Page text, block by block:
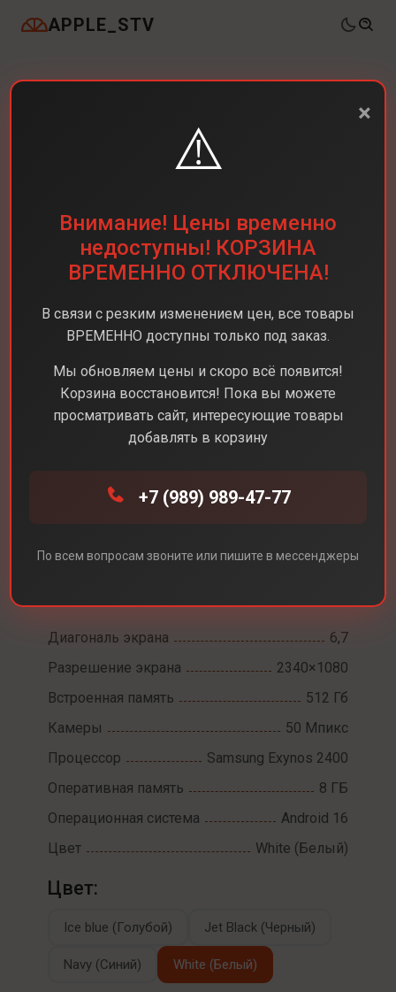
APPLE_STV
Samsung Galaxy S25
FE
Диагональ экрана
6,7
Разрешение экрана
2340×1080
Встроенная память
512 Гб
Камеры
50 Мпикс
Процессор
Samsung Exynos 2400
Оперативная память
8 ГБ
Операционная система
Android 16
Цвет
White (Белый)
Цвет:
Ice blue (Голубой) Jet Black (Черный)
Navy (Синий) White (Белый)
×
⚠️
Внимание! Цены временно
недоступны! КОРЗИНА
ВРЕМЕННО ОТКЛЮЧЕНА!
В связи с резким изменением цен, все товары
ВРЕМЕННО доступны только под заказ.
Мы обновляем цены и скоро всё появится!
Корзина восстановится! Пока вы можете
просматривать сайт, интересующие товары
добавлять в корзину
+7 (989) 989-47-77
По всем вопросам звоните или пишите в мессенджеры